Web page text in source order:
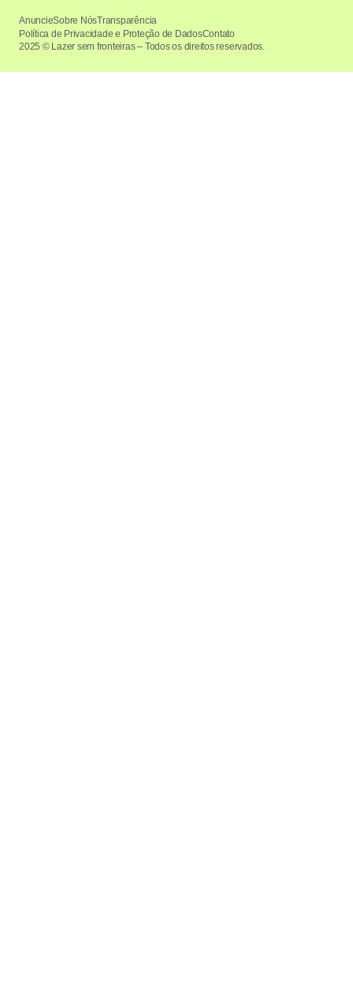
2025 © Lazer sem fronteiras – Todos os direitos reservados.
AnuncieSobre NósTransparência
Política de Privacidade e Proteção de DadosContato